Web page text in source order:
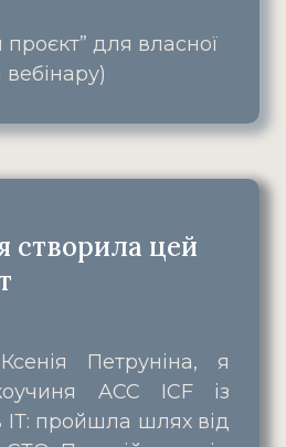
для власної
вебінару)
створила цей
Петруніна, я
ACC ICF із
пройшла шлях від